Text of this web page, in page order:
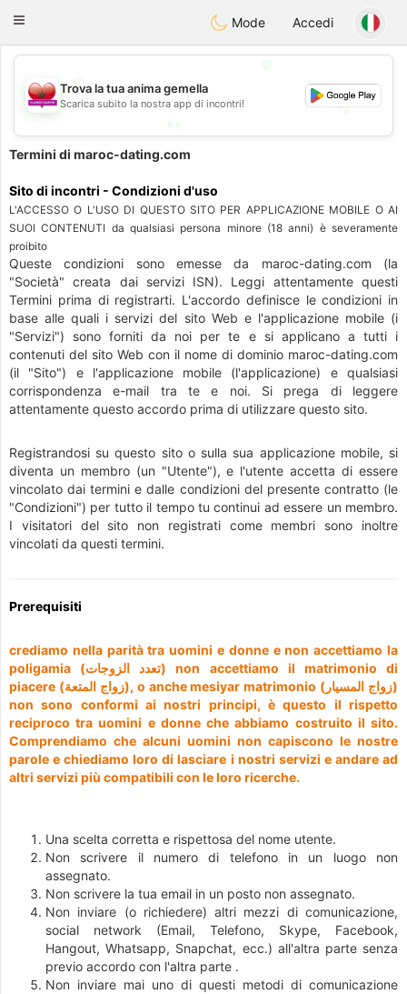
Maroc Dating
Toggle
Mode Accedi
💕
💕
Trova la tua anima gemella
Scarica subito la nostra app di incontri!
Termini di maroc-dating.com
Sito di incontri - Condizioni d'uso
L'ACCESSO O L'USO DI QUESTO SITO PER APPLICAZIONE MOBILE O AI
SUOI CONTENUTI da qualsiasi persona minore (18 anni) è severamente
proibito
Queste condizioni sono emesse da maroc-dating.com (la
"Società" creata dai servizi ISN). Leggi attentamente questi
Termini prima di registrarti. L'accordo definisce le condizioni in
base alle quali i servizi del sito Web e l'applicazione mobile (i
"Servizi") sono forniti da noi per te e si applicano a tutti i
contenuti del sito Web con il nome di dominio maroc-dating.com
(il "Sito") e l'applicazione mobile (l'applicazione) e qualsiasi
corrispondenza e-mail tra te e noi. Si prega di leggere
attentamente questo accordo prima di utilizzare questo sito.
Registrandosi su questo sito o sulla sua applicazione mobile, si
diventa un membro (un "Utente"), e l'utente accetta di essere
vincolato dai termini e dalle condizioni del presente contratto (le
"Condizioni") per tutto il tempo tu continui ad essere un membro.
I visitatori del sito non registrati come membri sono inoltre
vincolati da questi termini.
Prerequisiti
crediamo nella parità tra uomini e donne e non accettiamo la
poligamia (تعدد الزوجات) non accettiamo il matrimonio di
piacere (زواج المتعة), o anche mesiyar matrimonio (زواج المسيار)
non sono conformi ai nostri principi, è questo il rispetto
reciproco tra uomini e donne che abbiamo costruito il sito.
Comprendiamo che alcuni uomini non capiscono le nostre
parole e chiediamo loro di lasciare i nostri servizi e andare ad
altri servizi più compatibili con le loro ricerche.
Una scelta corretta e rispettosa del nome utente.
Non scrivere il numero di telefono in un luogo non
assegnato.
Non scrivere la tua email in un posto non assegnato.
Non inviare (o richiedere) altri mezzi di comunicazione,
social network (Email, Telefono, Skype, Facebook,
Hangout, Whatsapp, Snapchat, ecc.) all'altra parte senza
previo accordo con l'altra parte .
Non inviare mai uno di questi metodi di comunicazione